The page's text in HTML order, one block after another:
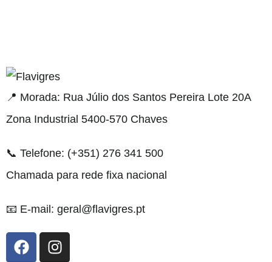
resmi adresi
📍 Morada: Rua Júlio dos Santos Pereira Lote 20A
Zona Industrial 5400-570 Chaves
📞 Telefone: (+351) 276 341 500
Chamada para rede fixa nacional
📧 E-mail: geral@flavigres.pt